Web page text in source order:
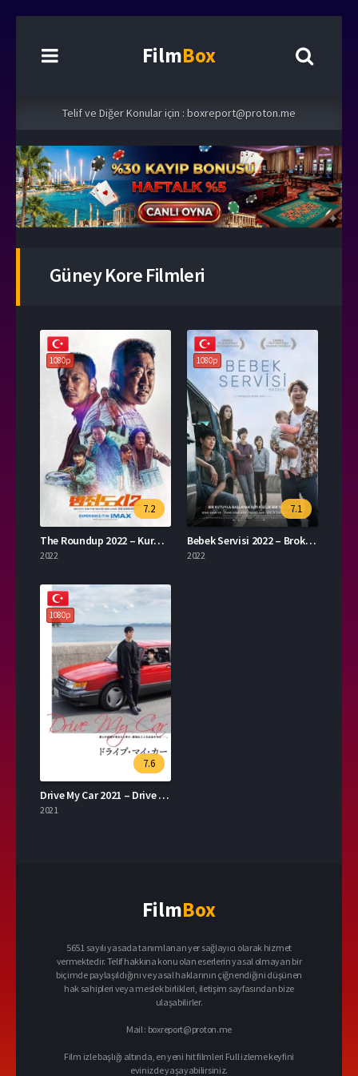
FilmBox
Telif ve Diğer Konular için : boxreport@proton.me
Güney Kore Filmleri
1080p
7.2
The Roundup 2022 – Kuralsızlar 1080p Turkce Dublaj izle
2022
1080p
7.1
Bebek Servisi 2022 – Broker 1080p Turkce Dublaj izle
2022
1080p
7.6
Drive My Car 2021 – Drive My Car 1080p Turkce Dublaj izle
2021
FilmBox
5651 sayılı yasada tanımlanan yer sağlayıcı olarak hizmet
vermektedir. Telif hakkına konu olan eserlerin yasal olmayan bir
biçimde paylaşıldığını ve yasal haklarının çiğnendiğini düşünen
hak sahipleri veya meslek birlikleri, iletişim sayfasından bize
ulaşabilirler.
Mail : boxreport@proton.me
Film izle başlığı altında, en yeni hit filmleri Full izleme keyfini
evinizde yaşayabilirsiniz.